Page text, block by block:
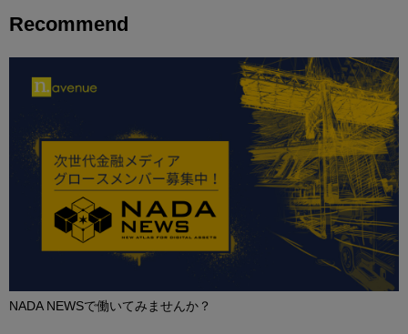
Recommend
NADA NEWSで働いてみませんか？